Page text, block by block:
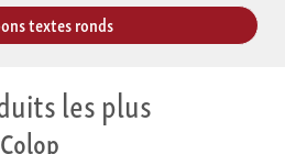
textes ronds
les plus